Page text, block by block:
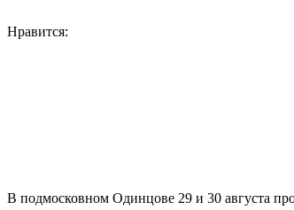
Нравится:
В подмосковном Одинцове 29 и 30 августа